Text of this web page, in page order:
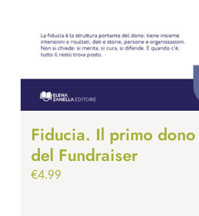
Fiducia. Il primo dono
del Fundraiser
€4.99